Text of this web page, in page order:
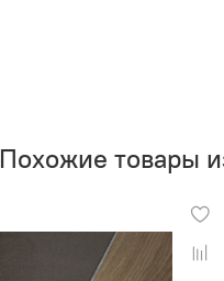
Похожие товары